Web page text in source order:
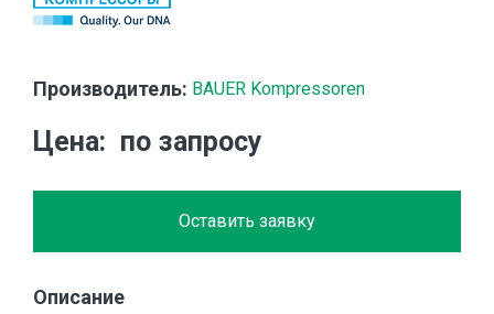
Производитель: BAUER Kompressoren
Цена по запросу
Оставить заявку
Описание